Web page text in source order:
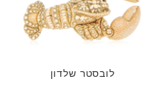
לובסטר שלדון